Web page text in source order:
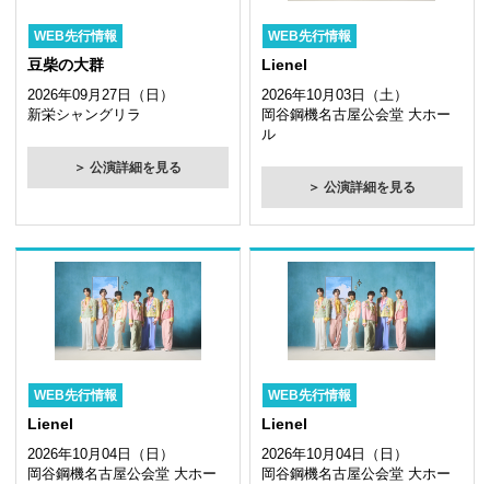
WEB先行情報
豆柴の大群
2026年09月27日（日）
新栄シャングリラ
＞ 公演詳細を見る
WEB先行情報
Lienel
2026年10月03日（土）
岡谷鋼機名古屋公会堂 大ホー
ル
＞ 公演詳細を見る
WEB先行情報
Lienel
2026年10月04日（日）
岡谷鋼機名古屋公会堂 大ホー
WEB先行情報
Lienel
2026年10月04日（日）
岡谷鋼機名古屋公会堂 大ホー